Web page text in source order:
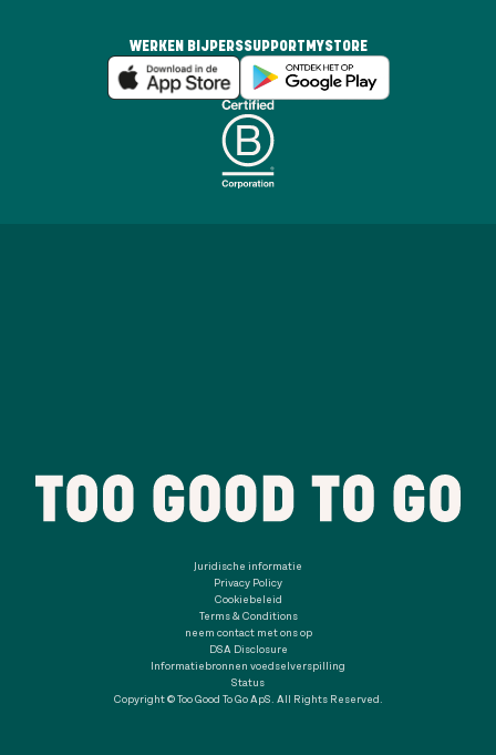
WERKEN BIJPERSSUPPORT MYSTORE
Juridische informatie
Privacy Policy
Cookiebeleid
Terms & Conditions
neem contact met ons op
DSA Disclosure
Informatiebronnen voedselverspilling
Status
Copyright © Too Good To Go ApS. All Rights Reserved.